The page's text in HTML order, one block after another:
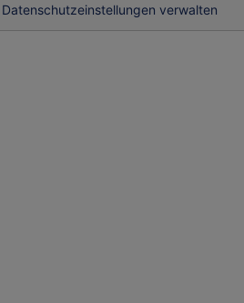
Datenschutzeinstellungen verwalten